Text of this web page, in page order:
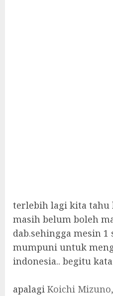
terlebih lagi kita tahu
masih belum boleh
dab.sehingga mesin
mumpuni untuk
indonesia.. begitu kata
apalagi Koichi Mizuno,